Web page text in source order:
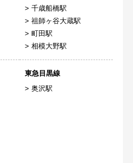
千歳船橋駅
祖師ヶ谷大蔵駅
町田駅
相模大野駅
東急目黒線
奥沢駅